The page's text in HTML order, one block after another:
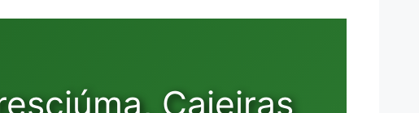
Caieiras